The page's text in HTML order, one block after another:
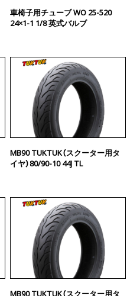
車椅子用チューブ WO 25-520
24×1-1 1/8 英式バルブ
MB90 TUKTUK（スクーター用タ
イヤ）80/90-10 44J TL
MB90 TUKTUK（スクーター用タ